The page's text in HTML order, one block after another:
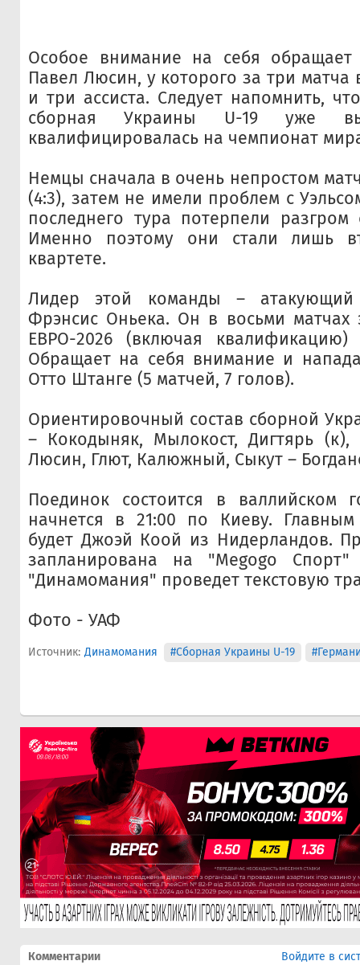
Особое внимание на себя обращает
Павел Люсин, у которого за три матча
и три ассиста. Следует напомнить,
сборная Украины U-19 уже
квалифицировалась на чемпионат
Немцы сначала в очень непростом
(4:3), затем не имели проблем с
последнего тура потерпели
Именно поэтому они стали лишь
квартете.
Лидер этой команды – атакующий
Фрэнсис Оньека. Он в восьми матчах
ЕВРО-2026 (включая
Обращает на себя внимание и
Отто Штанге (5 матчей, 7 голов).
Ориентировочный состав сборной
– Кокодыняк, Мылокост, Дигтярь
Люсин, Глют, Калюжный, Сыкут –
Поединок состоится в валлийском
начнется в 21:00 по Киеву.
будет Джоэй Коой из Нидерландов.
запланирована на "Megogo
"Динамомания" проведет текстовую
Фото - УАФ
Источник: Динамомания #Сборная Украины U-19
Комментарии Войдите в